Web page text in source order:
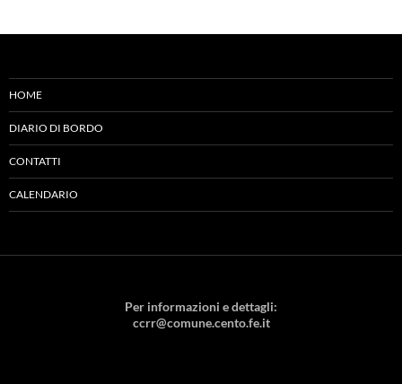
HOME
DIARIO DI BORDO
CONTATTI
CALENDARIO
Per informazioni e dettagli:
ccrr@comune.cento.fe.it